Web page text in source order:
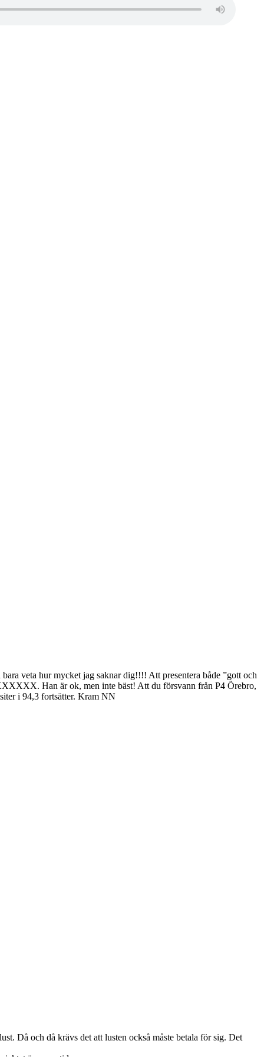
veta hur mycket jag saknar dig!!!! Att presentera både ”gott och
Han är ok, men inte bäst! Att du försvann från P4 Örebro,
i 94,3 fortsätter. Kram NN
Då och då krävs det att lusten också måste betala för sig. Det